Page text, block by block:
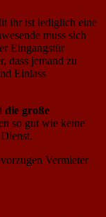
ihr ist lediglich eine
muss sich
Eingangstür
dass jemand zu
Einlass
die große
so gut wie keine
Vermieter